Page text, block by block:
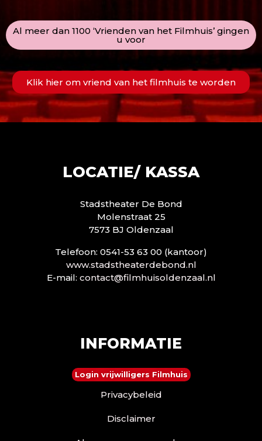
Al meer dan 1100 ‘Vrienden van het Filmhuis’ gingen
u voor
Klik hier om vriend van het filmhuis te worden
LOCATIE/ KASSA
Stadstheater De Bond
Molenstraat 25
7573 BJ Oldenzaal
Telefoon: 0541-53 63 00 (kantoor)
www.stadstheaterdebond.nl
E-mail: contact@filmhuisoldenzaal.nl
INFORMATIE
Login vrijwilligers Filmhuis
Privacybeleid
Disclaimer